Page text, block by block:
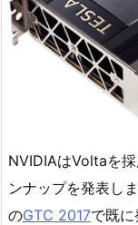
NVIDIAはVoltaを
ンナップを発表し
のGTC 2017で既